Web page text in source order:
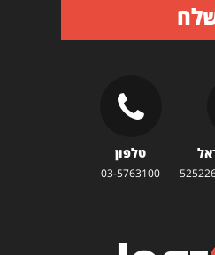
טלפון
03-5763100